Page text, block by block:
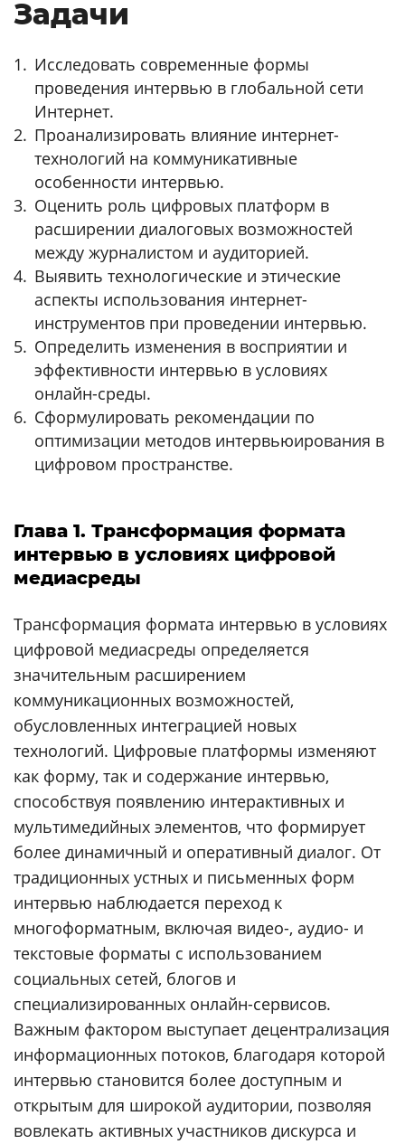
Задачи
Исследовать современные формы
проведения интервью в глобальной сети
Интернет.
Проанализировать влияние интернет-
технологий на коммуникативные
особенности интервью.
Оценить роль цифровых платформ в
расширении диалоговых возможностей
между журналистом и аудиторией.
Выявить технологические и этические
аспекты использования интернет-
инструментов при проведении интервью.
Определить изменения в восприятии и
эффективности интервью в условиях
онлайн-среды.
Сформулировать рекомендации по
оптимизации методов интервьюирования в
цифровом пространстве.
Глава 1. Трансформация формата
интервью в условиях цифровой
медиасреды
Трансформация формата интервью в условиях
цифровой медиасреды определяется
значительным расширением
коммуникационных возможностей,
обусловленных интеграцией новых
технологий. Цифровые платформы изменяют
как форму, так и содержание интервью,
способствуя появлению интерактивных и
мультимедийных элементов, что формирует
более динамичный и оперативный диалог. От
традиционных устных и письменных форм
интервью наблюдается переход к
многоформатным, включая видео-, аудио- и
текстовые форматы с использованием
социальных сетей, блогов и
специализированных онлайн-сервисов.
Важным фактором выступает децентрализация
информационных потоков, благодаря которой
интервью становится более доступным и
открытым для широкой аудитории, позволяя
вовлекать активных участников дискурса и